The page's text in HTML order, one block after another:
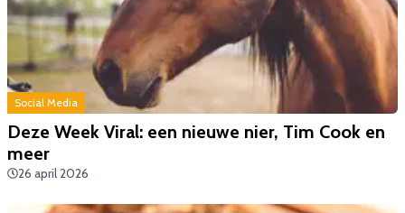
Social Media
Deze Week Viral: een nieuwe nier, Tim Cook en
meer
26 april 2026